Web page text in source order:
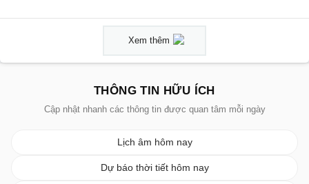
Xem thêm
THÔNG TIN HỮU ÍCH
Cập nhật nhanh các thông tin được quan tâm mỗi ngày
Lịch âm hôm nay
Dự báo thời tiết hôm nay